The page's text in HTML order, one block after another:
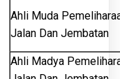
Ahli Muda
Jalan Dan Jembatan
Ahli Madya